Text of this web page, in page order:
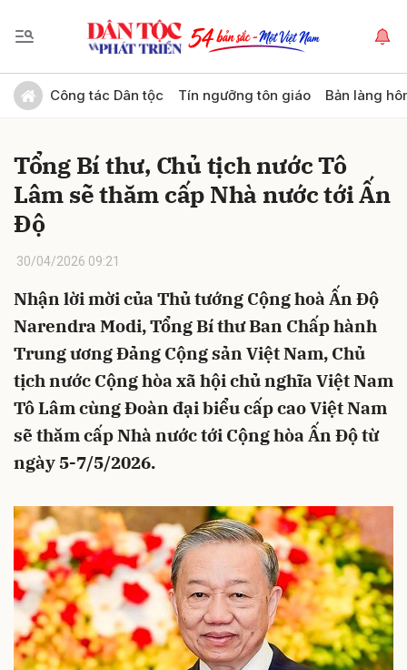
Công tác Dân tộc Tín ngưỡng tôn giáo Bản làng
Tổng Bí thư, Chủ tịch nước Tô
Lâm sẽ thăm cấp Nhà nước tới Ấn
Độ
30/04/2026 09:21
Nhận lời mời của Thủ tướng Cộng hoà Ấn Độ
Narendra Modi, Tổng Bí thư Ban Chấp hành
Trung ương Đảng Cộng sản Việt Nam, Chủ
tịch nước Cộng hòa xã hội chủ nghĩa Việt Nam
Tô Lâm cùng Đoàn đại biểu cấp cao Việt Nam
sẽ thăm cấp Nhà nước tới Cộng hòa Ấn Độ từ
ngày 5-7/5/2026.
Gửi bình luận